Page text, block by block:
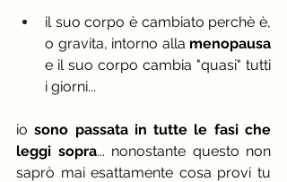
il suo corpo è cambiato perchè è,
o gravita, intorno alla
e il suo corpo cambia "quasi" tutti
i giorni...
io sono passata in tutte le fasi che
leggi sopra... nonostante questo non
saprò mai esattamente cosa provi tu